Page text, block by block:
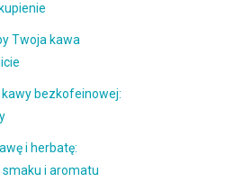
Twoja kawa
kawy bezkofeinowej:
i herbatę:
i aromatu